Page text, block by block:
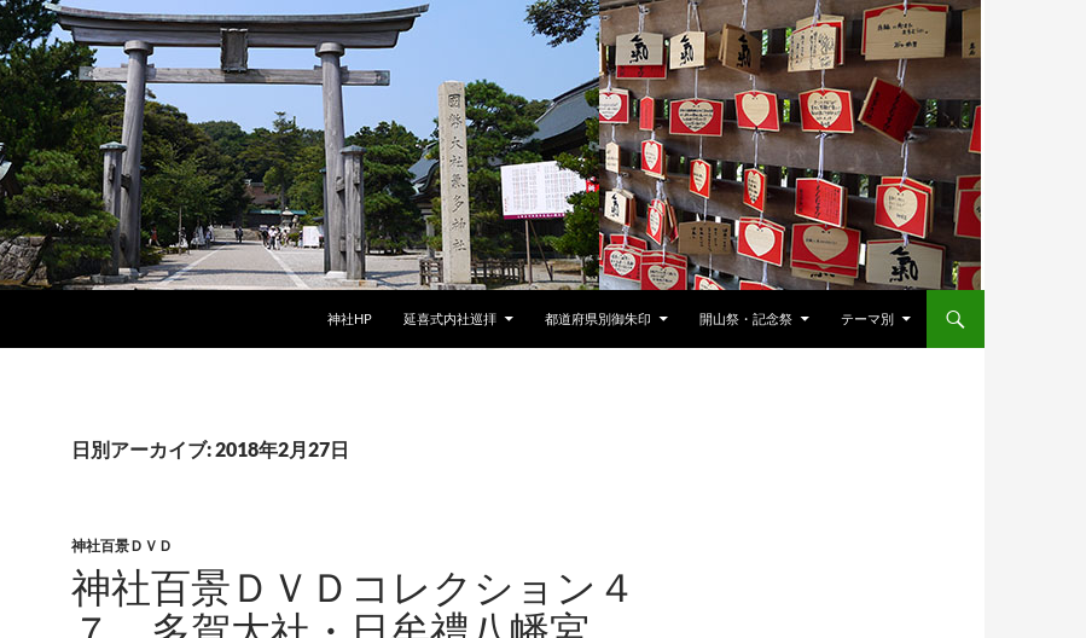
神社HP 延喜式内社巡拝 都道府県別御朱印 開山祭・記念祭 テーマ別
日別アーカイブ: 2018年2月27日
神社百景ＤＶＤ
神社百景ＤＶＤコレクション４